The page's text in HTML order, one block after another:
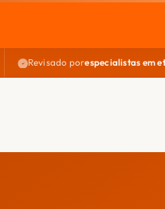
Revisado porespecialistas em